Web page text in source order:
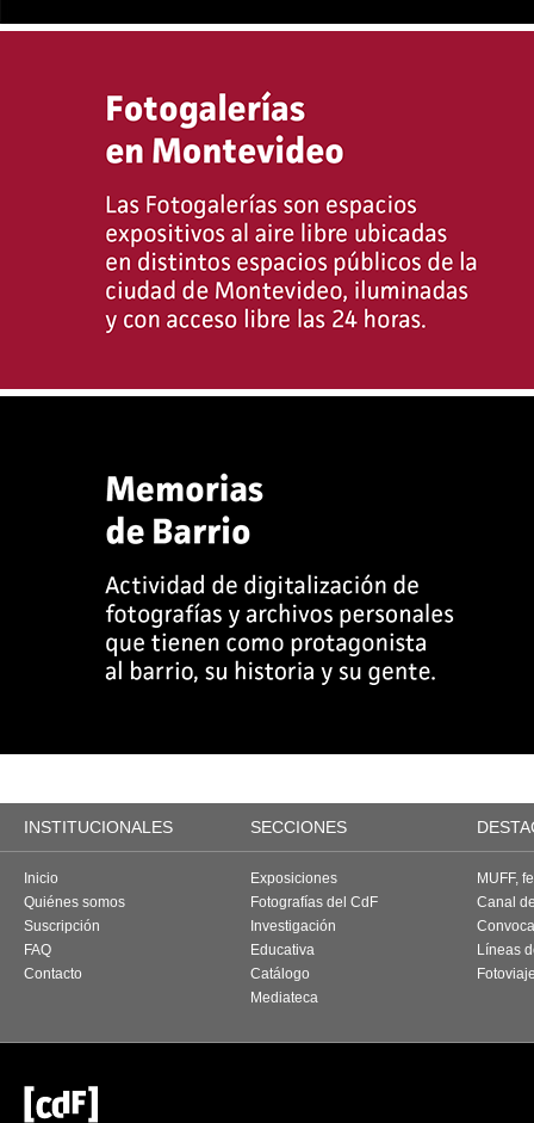
INSTITUCIONALES SECCIONES
Inicio
Quiénes somos
Suscripción
FAQ
Contacto
Exposiciones
Fotografías del CdF
Investigación
Educativa
Catálogo
Mediateca
MUFF,
Canal
Líneas